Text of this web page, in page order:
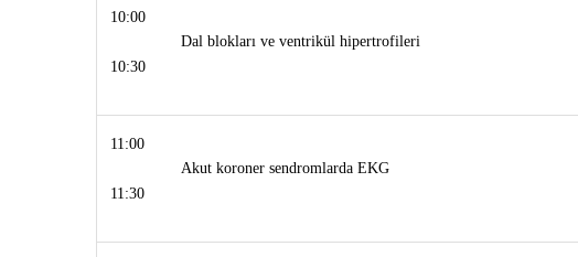
10:00
10:30
Dal blokları ve ventrikül hipertrofileri
11:00
11:30
Akut koroner sendromlarda EKG